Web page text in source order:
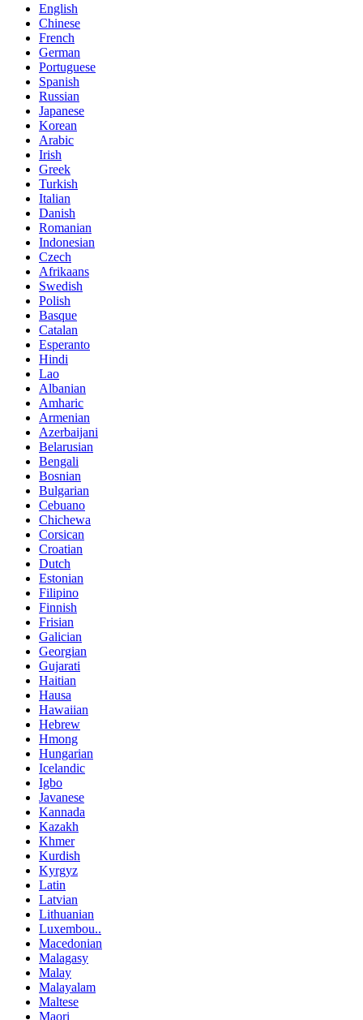
English
Chinese
French
German
Portuguese
Spanish
Russian
Japanese
Korean
Arabic
Irish
Greek
Turkish
Italian
Danish
Romanian
Indonesian
Czech
Afrikaans
Swedish
Polish
Basque
Catalan
Esperanto
Hindi
Lao
Albanian
Amharic
Armenian
Azerbaijani
Belarusian
Bengali
Bosnian
Bulgarian
Cebuano
Chichewa
Corsican
Croatian
Dutch
Estonian
Filipino
Finnish
Frisian
Galician
Georgian
Gujarati
Haitian
Hausa
Hawaiian
Hebrew
Hmong
Hungarian
Icelandic
Igbo
Javanese
Kannada
Kazakh
Khmer
Kurdish
Kyrgyz
Latin
Latvian
Lithuanian
Luxembou..
Macedonian
Malagasy
Malay
Malayalam
Maltese
Maori